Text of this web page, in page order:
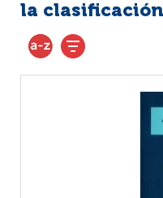
la clasificación